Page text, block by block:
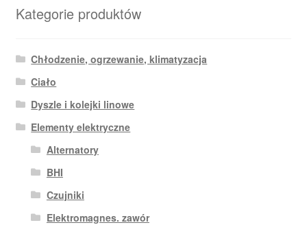
Kategorie produktów
Chłodzenie, ogrzewanie, klimatyzacja
Ciało
Dyszle i kolejki linowe
Elementy elektryczne
Alternatory
BHI
Czujniki
Elektromagnes. zawór